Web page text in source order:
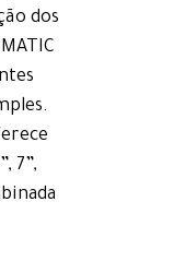
dos
7”,